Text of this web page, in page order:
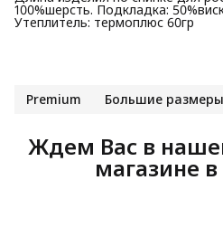
100%шерсть. Подкладка:
Утеплитель: термоплюс 60гр
Premium Большие
Ждем Вас в
магазине